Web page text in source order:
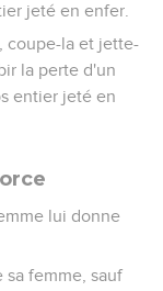
jeté en enfer.
coupe-la et jette-
la perte d'un
entier jeté en
lui donne
sa femme, sauf